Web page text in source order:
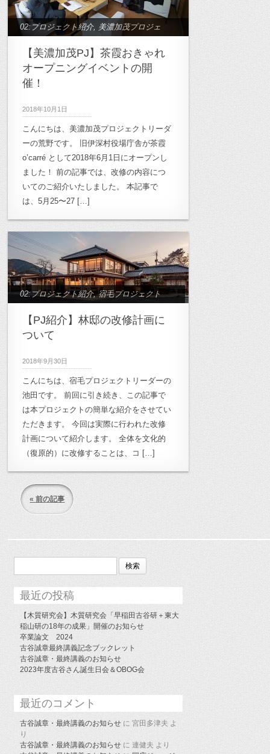
02:プロジェクト紹介, 美濃加茂プロジェ
【美濃加茂PJ】茶霞おきゃれ
オープニングイベントの開
催！
2018年10月1日
こんにちは、美濃加茂プロジェクトリーダ
ーの荒野です。 旧伊深村役場庁舎が茶霞
o’carré として2018年6月1日にオープンし
ました！ 前の記事では、改修の内容につ
いてのご紹介いたしました。 本記事で
は、5月25〜27 […]
02:プロジェクト紹介,宿毛プロジェクト
【PJ紹介】林邸の改修計画に
ついて
2018年9月30日
こんにちは、宿毛プロジェクトリーダーの
池田です。 前回に引き続き、この記事で
は本プロジェクトの簡単な紹介をさせてい
ただきます。 今回は実際に行われた改修
計画について紹介します。 全体を文化的
（復原的）に改修することは、コ […]
« 前の記事
検
最近の投稿
【木質研究会】木質研究会「早稲田古谷研＋東大
稲山研の18年の成果」開催のお知らせ
卒業論文 2024
古谷誠章最終講義記念ブックレット
古谷誠章・最終講義のお知らせ
2023年度古谷さん誕生日会＆OBOG会
最近のコメント
古谷誠章・最終講義のお知らせ に宮田多津夫 よ
り
古谷誠章・最終講義のお知らせ に連健夫 より